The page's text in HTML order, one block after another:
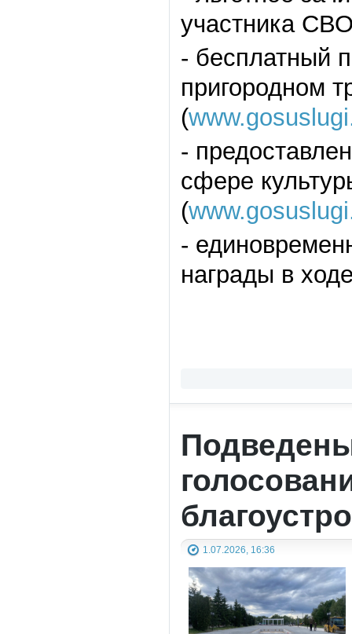
участника
- бесплатный
пригородном
(
-
сфере
(
-
награды в
1.07.2026, 16:36